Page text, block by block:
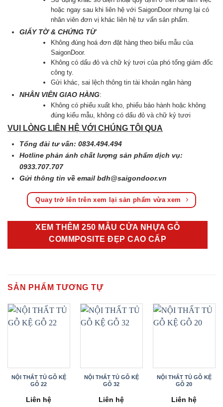
hoặc ngay sau khi liên hệ với SaigonDoor nhưng lại có
nhân viên đơn vị khác liên hệ tư vấn sản phẩm.
GIẤY TỜ & CHỨNG TỪ
Không đúng hoá đơn đặt hàng theo biểu mẫu của
SaigonDoor.
Không có dấu đỏ và chữ ký tươi của phó tổng giám đốc
công ty.
Gửi khác, sai lệch thông tin tài khoản ngân hàng
NHÂN VIÊN GIAO HÀNG:
Không có phiếu xuất kho, phiếu bảo hành hoặc không
đúng kiểu mẫu, không có dấu đỏ và chữ kỷ tươi
VUI LÒNG LIÊN HỆ VỚI CHÚNG TÔI QUA
Tổng đài tư vấn: 0834.494.494
Hotline phản ánh chất lượng sản phẩm dịch vụ:
0933.707.707
Gửi thông tin về emailbdh@saigondoor.vn
Quay trở lên trên xem lại sản phẩm vừa xem
XEM THÊM 250 MẪU CỬA NHỰA GỖ
COMMPOSITE ĐẸP CAO CẤP
SẢN PHẨM TƯƠNG TỰ
NỘI THẤT TỦ GỖ KỆ
GỖ 22
Liên hệ
NỘI THẤT TỦ GỖ KỆ
GỖ 32
Liên hệ
NỘI THẤT TỦ GỖ KỆ
GỖ 20
Liên hệ